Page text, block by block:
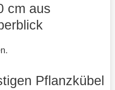
cm aus
Pflanzkübel